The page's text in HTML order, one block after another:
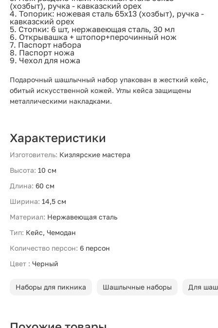
(хозбыт), ручка - кавказский орех
4. Топорик: ножевая сталь 65х13 (хозбыт), ручка -
кавказский орех
5. Стопки: 6 шт, нержавеющая сталь, 30 мл
6. Открывашка + штопор+перочинный нож
7. Паспорт набора
8. Паспорт ножа
9. Чехол для ножа
Подарочный шашлычный набор упакован в жесткий кейс,
обитый искусственной кожей. Углы кейса защищены
металлическими накладками.
Характеристики
Изготовитель: Кизлярские мастера
Высота: 10 см
Длина: 60 см
Ширина: 14,5 см
Материал: Нержавеющая сталь
Тип: Кейс, Чемодан
Количество персон: 6 персон
Цвет : Черный
Наборы для пикника Шашлычные наборы Для